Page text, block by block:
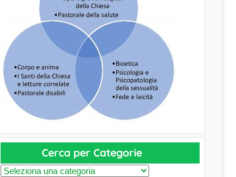
Cerca per Categorie
C